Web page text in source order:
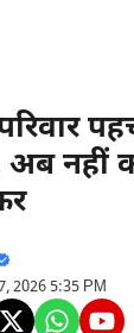
नहीं
2026 5:35 PM